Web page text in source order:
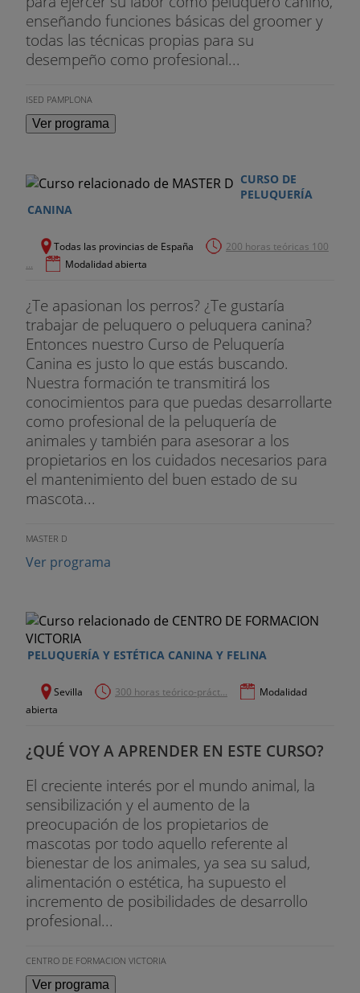
enseñando funciones básicas del groomer y
todas las técnicas propias para su
desempeño como profesional...
ISED PAMPLONA
Ver programa
CURSO DE
PELUQUERÍA
CANINA
Todas las provincias de España
200 horas teóricas 100
...
Modalidad abierta
¿Te apasionan los perros? ¿Te gustaría
trabajar de peluquero o peluquera canina?
Entonces nuestro Curso de Peluquería
Canina es justo lo que estás buscando.
Nuestra formación te transmitirá los
conocimientos para que puedas desarrollarte
como profesional de la peluquería de
animales y también para asesorar a los
propietarios en los cuidados necesarios para
el mantenimiento del buen estado de su
mascota...
MASTER D
Ver programa
PELUQUERÍA Y ESTÉTICA CANINA Y FELINA
Sevilla 300 horas teórico-práct...
Modalidad
abierta
¿QUÉ VOY A APRENDER EN ESTE CURSO?
El creciente interés por el mundo animal, la
sensibilización y el aumento de la
preocupación de los propietarios de
mascotas por todo aquello referente al
bienestar de los animales, ya sea su salud,
alimentación o estética, ha supuesto el
incremento de posibilidades de desarrollo
profesional...
CENTRO DE FORMACION VICTORIA
Ver programa